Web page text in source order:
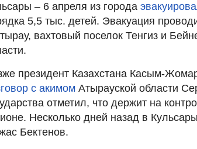
– 6 апреля из города
5,5 тыс. детей. Эвакуация
вахтовый поселок Тенгиз и
президент Казахстана Касым-
с акимом Атырауской области
отметил, что держит на
Несколько дней назад в Кульсары
Бектенов.